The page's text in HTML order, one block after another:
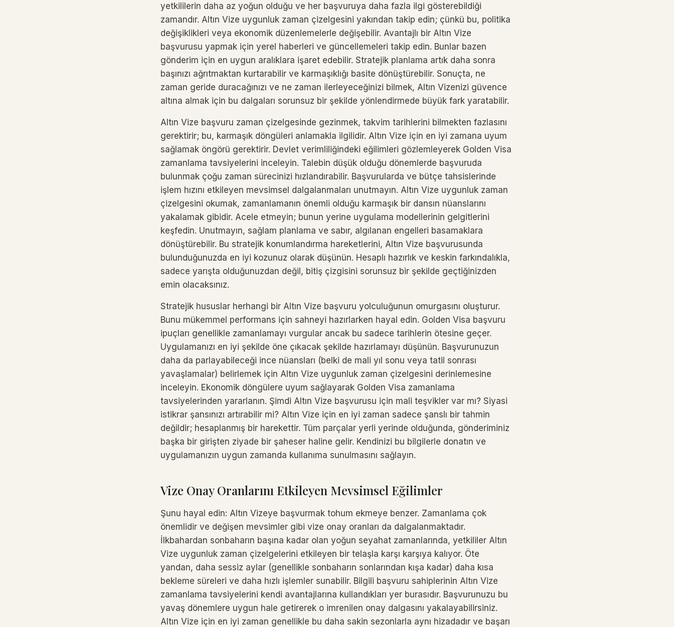
yetkililerin daha az yoğun olduğu ve her başvuruya daha fazla ilgi gösterebildiği
zamandır. Altın Vize uygunluk zaman çizelgesini yakından takip edin; çünkü bu, politika
değişiklikleri veya ekonomik düzenlemelerle değişebilir. Avantajlı bir Altın Vize
başvurusu yapmak için yerel haberleri ve güncellemeleri takip edin. Bunlar bazen
gönderim için en uygun aralıklara işaret edebilir. Stratejik planlama artık daha sonra
başınızı ağrıtmaktan kurtarabilir ve karmaşıklığı basite dönüştürebilir. Sonuçta, ne
zaman geride duracağınızı ve ne zaman ilerleyeceğinizi bilmek, Altın Vizenizi güvence
altına almak için bu dalgaları sorunsuz bir şekilde yönlendirmede büyük fark yaratabilir.
Altın Vize başvuru zaman çizelgesinde gezinmek, takvim tarihlerini bilmekten fazlasını
gerektirir; bu, karmaşık döngüleri anlamakla ilgilidir. Altın Vize için en iyi zamana uyum
sağlamak öngörü gerektirir. Devlet verimliliğindeki eğilimleri gözlemleyerek Golden Visa
zamanlama tavsiyelerini inceleyin. Talebin düşük olduğu dönemlerde başvuruda
bulunmak çoğu zaman sürecinizi hızlandırabilir. Başvurularda ve bütçe tahsislerinde
işlem hızını etkileyen mevsimsel dalgalanmaları unutmayın. Altın Vize uygunluk zaman
çizelgesini okumak, zamanlamanın önemli olduğu karmaşık bir dansın nüanslarını
yakalamak gibidir. Acele etmeyin; bunun yerine uygulama modellerinin gelgitlerini
keşfedin. Unutmayın, sağlam planlama ve sabır, algılanan engelleri basamaklara
dönüştürebilir. Bu stratejik konumlandırma hareketlerini, Altın Vize başvurusunda
bulunduğunuzda en iyi kozunuz olarak düşünün. Hesaplı hazırlık ve keskin farkındalıkla,
sadece yarışta olduğunuzdan değil, bitiş çizgisini sorunsuz bir şekilde geçtiğinizden
emin olacaksınız.
Stratejik hususlar herhangi bir Altın Vize başvuru yolculuğunun omurgasını oluşturur.
Bunu mükemmel performans için sahneyi hazırlarken hayal edin. Golden Visa başvuru
ipuçları genellikle zamanlamayı vurgular ancak bu sadece tarihlerin ötesine geçer.
Uygulamanızı en iyi şekilde öne çıkacak şekilde hazırlamayı düşünün. Başvurunuzun
daha da parlayabileceği ince nüansları (belki de mali yıl sonu veya tatil sonrası
yavaşlamalar) belirlemek için Altın Vize uygunluk zaman çizelgesini derinlemesine
inceleyin. Ekonomik döngülere uyum sağlayarak Golden Visa zamanlama
tavsiyelerinden yararlanın. Şimdi Altın Vize başvurusu için mali teşvikler var mı? Siyasi
istikrar şansınızı artırabilir mi? Altın Vize için en iyi zaman sadece şanslı bir tahmin
değildir; hesaplanmış bir harekettir. Tüm parçalar yerli yerinde olduğunda, gönderiminiz
başka bir girişten ziyade bir şaheser haline gelir. Kendinizi bu bilgilerle donatın ve
uygulamanızın uygun zamanda kullanıma sunulmasını sağlayın.
Vize Onay Oranlarını Etkileyen Mevsimsel Eğilimler
Şunu hayal edin: Altın Vizeye başvurmak tohum ekmeye benzer. Zamanlama çok
önemlidir ve değişen mevsimler gibi vize onay oranları da dalgalanmaktadır.
İlkbahardan sonbaharın başına kadar olan yoğun seyahat zamanlarında, yetkililer Altın
Vize uygunluk zaman çizelgelerini etkileyen bir telaşla karşı karşıya kalıyor. Öte
yandan, daha sessiz aylar (genellikle sonbaharın sonlarından kışa kadar) daha kısa
bekleme süreleri ve daha hızlı işlemler sunabilir. Bilgili başvuru sahiplerinin Altın Vize
zamanlama tavsiyelerini kendi avantajlarına kullandıkları yer burasıdır. Başvurunuzu bu
yavaş dönemlere uygun hale getirerek o imrenilen onay dalgasını yakalayabilirsiniz.
Altın Vize için en iyi zaman genellikle bu daha sakin sezonlarla aynı hizadadır ve başarı